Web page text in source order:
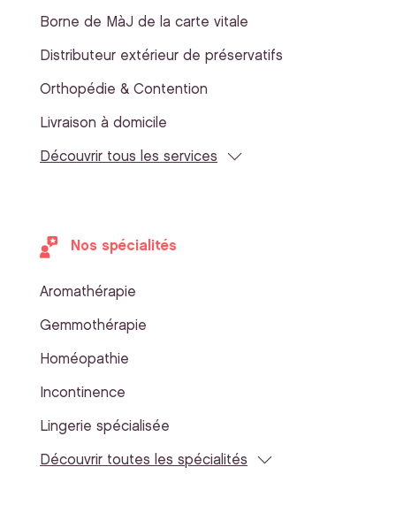
Borne de MàJ de la carte vitale
Distributeur extérieur de préservatifs
Orthopédie & Contention
Livraison à domicile
Découvrir tous les services
Nos spécialités
Aromathérapie
Gemmothérapie
Homéopathie
Incontinence
Lingerie spécialisée
Découvrir toutes les spécialités